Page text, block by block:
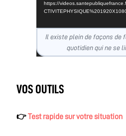
https://
Il existe plein de façons de
quotidien qui ne se
VOS OUTILS
👉Test rapide sur votre situation